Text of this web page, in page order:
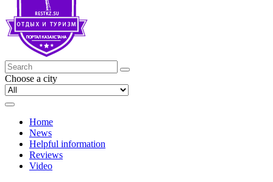
Choose a city
Home
News
Helpful information
Reviews
Video